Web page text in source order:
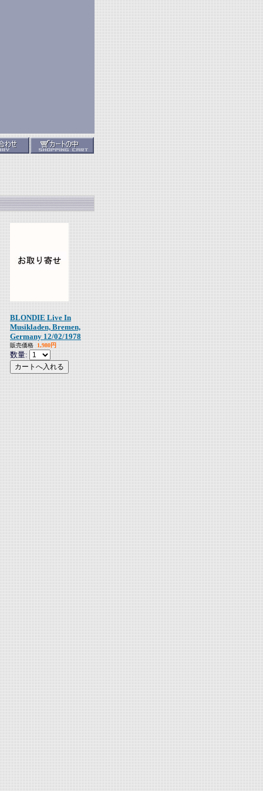
BLONDIE Live In
Musikladen, Bremen,
Germany 12/02/1978
販売価格 1,980円
数量: